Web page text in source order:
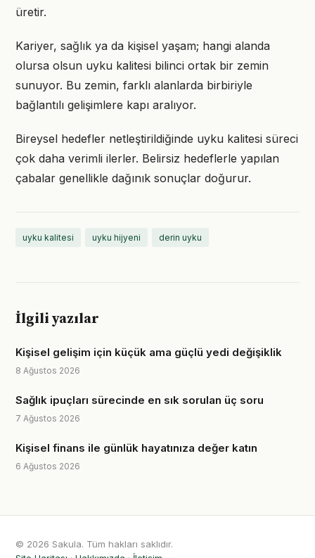
üretir.
Kariyer, sağlık ya da kişisel yaşam; hangi alanda
olursa olsun uyku kalitesi bilinci ortak bir zemin
sunuyor. Bu zemin, farklı alanlarda birbiriyle
bağlantılı gelişimlere kapı aralıyor.
Bireysel hedefler netleştirildiğinde uyku kalitesi süreci
çok daha verimli ilerler. Belirsiz hedeflerle yapılan
çabalar genellikle dağınık sonuçlar doğurur.
uyku kalitesi uyku hijyeni derin uyku
İlgili yazılar
Kişisel gelişim için küçük ama güçlü yedi değişiklik
8 Ağustos 2026
Sağlık ipuçları sürecinde en sık sorulan üç soru
7 Ağustos 2026
Kişisel finans ile günlük hayatınıza değer katın
6 Ağustos 2026
© 2026 Sakula. Tüm hakları saklıdır.